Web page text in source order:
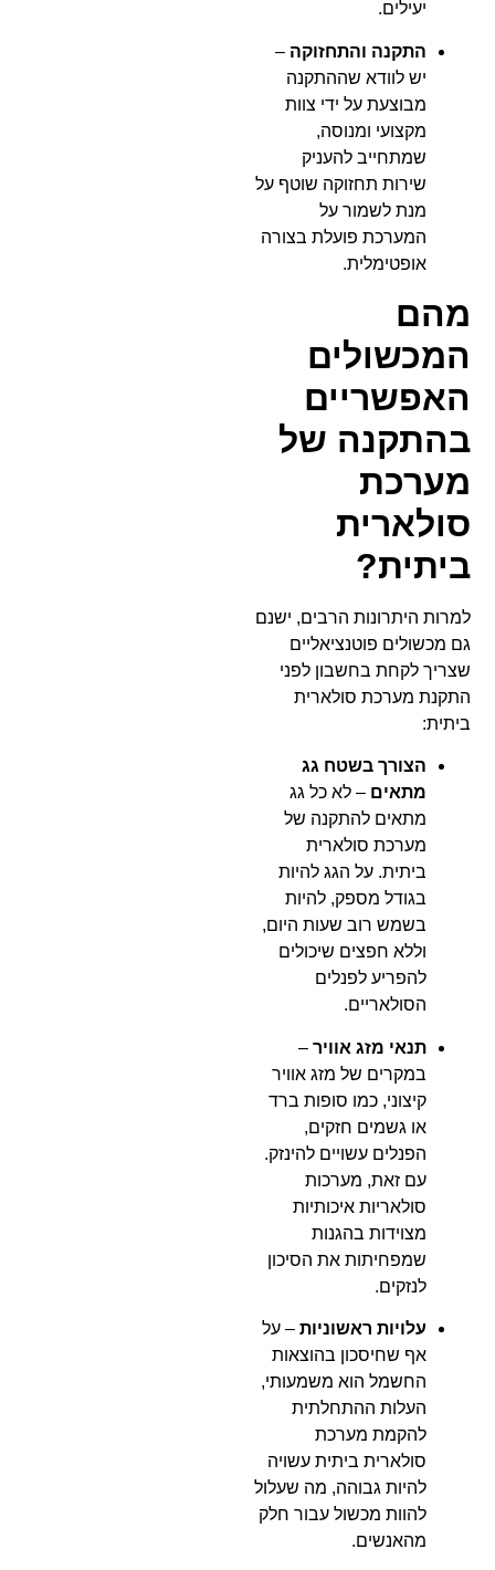
יעילים.
התקנה והתחזוקה –
יש לוודא שההתקנה
מבוצעת על ידי צוות
מקצועי ומנוסה,
שמתחייב להעניק
שירות תחזוקה שוטף על
מנת לשמור על
המערכת פועלת בצורה
אופטימלית.
מהם
המכשולים
האפשריים
בהתקנה של
מערכת
סולארית
ביתית?
למרות היתרונות הרבים, ישנם
גם מכשולים פוטנציאליים
שצריך לקחת בחשבון לפני
התקנת מערכת סולארית
ביתית:
הצורך בשטח גג
מתאים – לא כל גג
מתאים להתקנה של
מערכת סולארית
ביתית. על הגג להיות
בגודל מספק, להיות
בשמש רוב שעות היום,
וללא חפצים שיכולים
להפריע לפנלים
הסולאריים.
תנאי מזג אוויר –
במקרים של מזג אוויר
קיצוני, כמו סופות ברד
או גשמים חזקים,
הפנלים עשויים להינזק.
עם זאת, מערכות
סולאריות איכותיות
מצוידות בהגנות
שמפחיתות את הסיכון
לנזקים.
עלויות ראשוניות – על
אף שחיסכון בהוצאות
החשמל הוא משמעותי,
העלות ההתחלתית
להקמת מערכת
סולארית ביתית עשויה
להיות גבוהה, מה שעלול
להוות מכשול עבור חלק
מהאנשים.